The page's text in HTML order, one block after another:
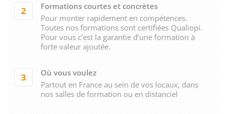
2
Formations courtes et concrètes
Pour monter rapidement en compétences.
Toutes nos formations sont certifiées Qualiopi.
Pour vous c’est la garantie d’une formation à
forte valeur ajoutée.
3
Où vous voulez
Partout en France au sein de vos locaux, dans
nos salles de formation ou en distanciel